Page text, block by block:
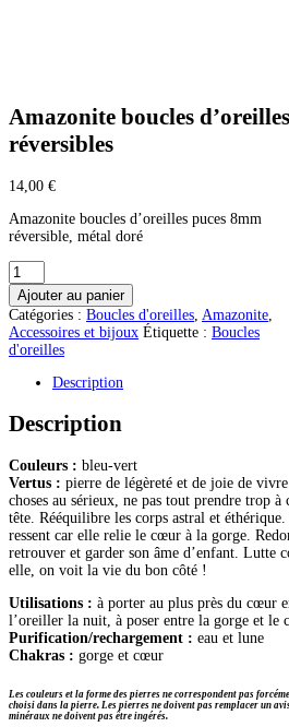
Amazonite boucles d’oreilles
réversibles
14,00 €
Amazonite boucles d’oreilles puces 8mm
réversible, métal doré
quantité
de
Amazonite
boucles
d'oreilles
réversibles
Ajouter au panier
Catégories : Boucles d'oreilles Amazonite
Accessoires et bijoux Étiquette : Boucles
d'oreilles
Description
Description
Couleurs : bleu-vert
Vertus : pierre de légèreté et de joie de
choses au sérieux, ne pas tout prendre trop
tête. Rééquilibre les corps astral et
ressent car elle relie le cœur à la gorge.
retrouver et garder son âme d’enfant. Lutte
elle, on voit la vie du bon côté !
Utilisations : à porter au plus près du cœur
l’oreiller la nuit, à poser entre la gorge et le
Purification/rechargement : eau et lune
Chakras : gorge et cœur
Les couleurs et la forme des pierres ne correspondent pas
choisi dans la pierre. Les pierres ne doivent pas remplacer un
minéraux ne doivent pas être ingérés.